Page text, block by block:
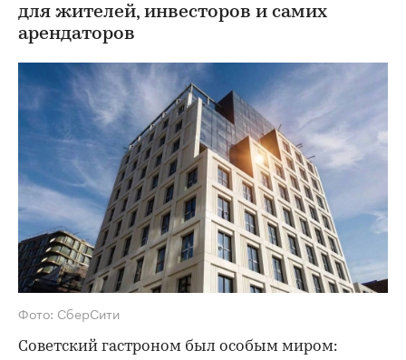
для жителей, инвесторов и самих
арендаторов
Фото: СберСити
Советский гастроном был особым миром: